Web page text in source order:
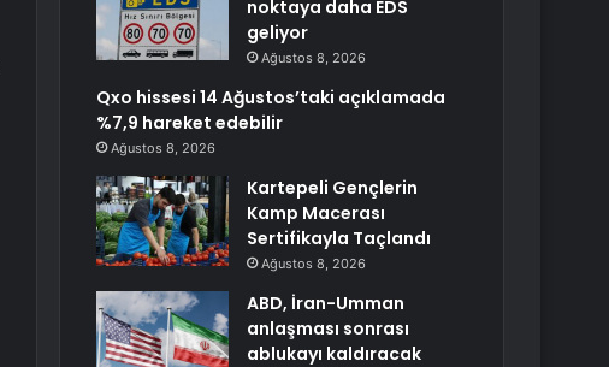
noktaya daha EDS
geliyor
Ağustos 8, 2026
Qxo hissesi 14 Ağustos’taki açıklamada
%7,9 hareket edebilir
Ağustos 8, 2026
Kartepeli Gençlerin
Kamp Macerası
Sertifikayla Taçlandı
Ağustos 8, 2026
ABD, İran-Umman
anlaşması sonrası
ablukayı kaldıracak